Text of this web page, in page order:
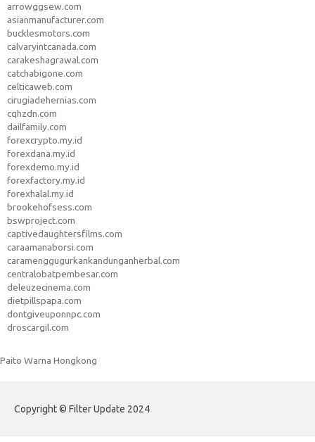
arrowggsew.com
asianmanufacturer.com
bucklesmotors.com
calvaryintcanada.com
carakeshagrawal.com
catchabigone.com
celticaweb.com
cirugiadehernias.com
cqhzdn.com
dailfamily.com
forexcrypto.my.id
forexdana.my.id
forexdemo.my.id
forexfactory.my.id
forexhalal.my.id
brookehofsess.com
bswproject.com
captivedaughtersfilms.com
caraamanaborsi.com
caramenggugurkankandunganherbal.com
centralobatpembesar.com
deleuzecinema.com
dietpillspapa.com
dontgiveuponnpc.com
droscargil.com
Paito Warna Hongkong
Copyright © Filter Update 2024